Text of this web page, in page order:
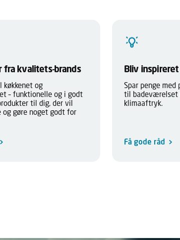
fra kvalitets-brands
køkkenet og
– funktionelle og i godt
til dig, der vil
og gøre noget godt for
Bliv inspireret
Spar penge med
til badeværelset
klimaaftryk.
Få gode råd